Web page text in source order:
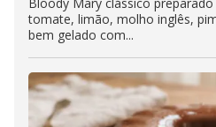
tomate, limão, molho inglês,
bem gelado com...